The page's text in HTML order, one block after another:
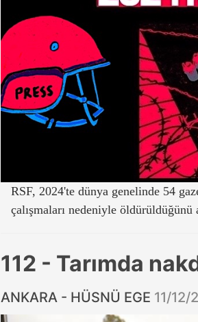
RSF, 2024'te dünya genelinde 54
çalışmaları nedeniyle öldürüldüğünü
112 - Tarımda
ANKARA - HÜSNÜ EGE 11/12/